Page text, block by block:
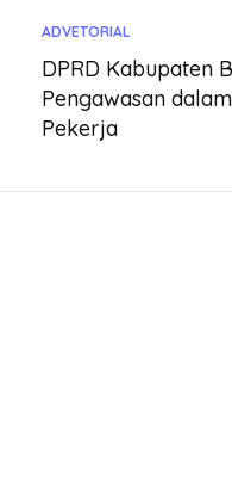
ADVETORIAL
DPRD Kabupaten
Pengawasan
Pekerja